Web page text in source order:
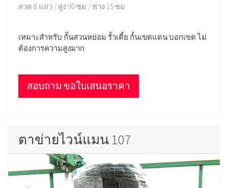
ลวด 8 แถว / สูง 90 ซม / ห่าง 15 ซม
เหมาะสำหรับ กั้นสวนหย่อม รั้วเตี้ย กั้นเขตแดน บอกเขต ไม่
ต้องการความสูงมาก
สอบถาม ขอใบเสนอราคา
ตาข่ายไวน์แมน 107